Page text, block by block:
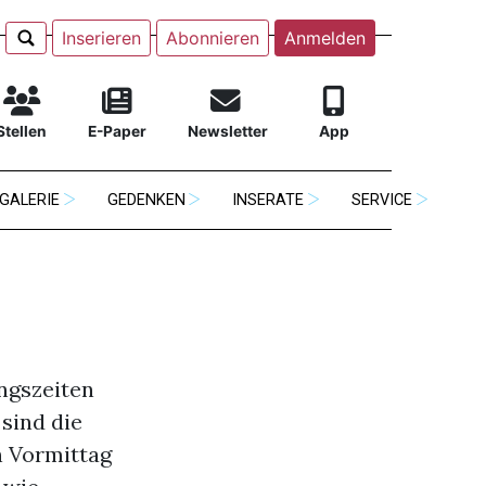
Inserieren Abonnieren Anmelden
E-Paper Newsletter App
GALERIE GEDENKEN INSERATE SERVICE
die
Vormittag